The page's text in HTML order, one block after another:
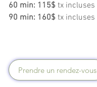
60 min: 115$ tx incluses
90 min: 160$ tx incluses
Prendre un rendez-vous